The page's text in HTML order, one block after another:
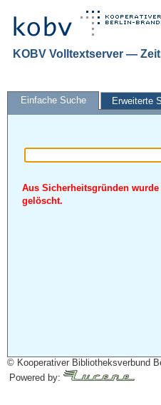
KOBV Volltextserver —
Einfache Suche Erweiterte
Aus Sicherheitsgründen
gelöscht.
© Kooperativer Bibliotheksverbund
Powered by: